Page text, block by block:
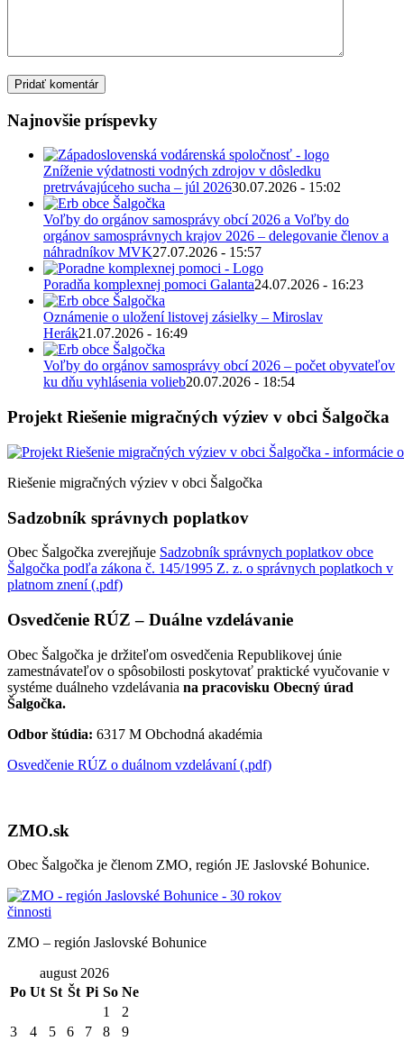
Najnovšie príspevky
Zníženie výdatnosti vodných zdrojov v dôsledku
pretrvávajúceho sucha – júl 202630.07.2026 - 15:02
Voľby do orgánov samosprávy obcí 2026 a Voľby do
orgánov samosprávnych krajov 2026 – delegovanie členov a
náhradníkov MVK27.07.2026 - 15:57
Poradňa komplexnej pomoci Galanta24.07.2026 - 16:23
Oznámenie o uložení listovej zásielky – Miroslav
Herák21.07.2026 - 16:49
Voľby do orgánov samosprávy obcí 2026 – počet obyvateľov
ku dňu vyhlásenia volieb20.07.2026 - 18:54
Projekt Riešenie migračných výziev v obci Šalgočka
Riešenie migračných výziev v obci Šalgočka
Sadzobník správnych poplatkov
Obec Šalgočka zverejňuje Sadzobník správnych poplatkov obce
Šalgočka podľa zákona č. 145/1995 Z. z. o správnych poplatkoch v
platnom znení (.pdf)
Osvedčenie RÚZ – Duálne vzdelávanie
Obec Šalgočka je držiteľom osvedčenia Republikovej únie
zamestnávateľov o spôsobilosti poskytovať praktické vyučovanie v
systéme duálneho vzdelávania na pracovisku Obecný úrad
Šalgočka.
Odbor štúdia: 6317 M Obchodná akadémia
Osvedčenie RÚZ o duálnom vzdelávaní (.pdf)
ZMO.sk
Obec Šalgočka je členom ZMO, región JE Jaslovské Bohunice.
ZMO – región Jaslovské Bohunice
august 2026
Po Ut St Št Pi So Ne
1
2
3
4 5 6 7 8
9